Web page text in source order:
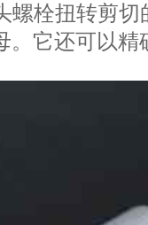
螺栓扭转剪
。它还可以精